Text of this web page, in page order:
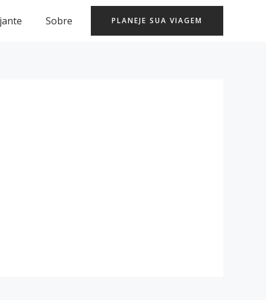
Sobre PLANEJE SUA VIAGEM